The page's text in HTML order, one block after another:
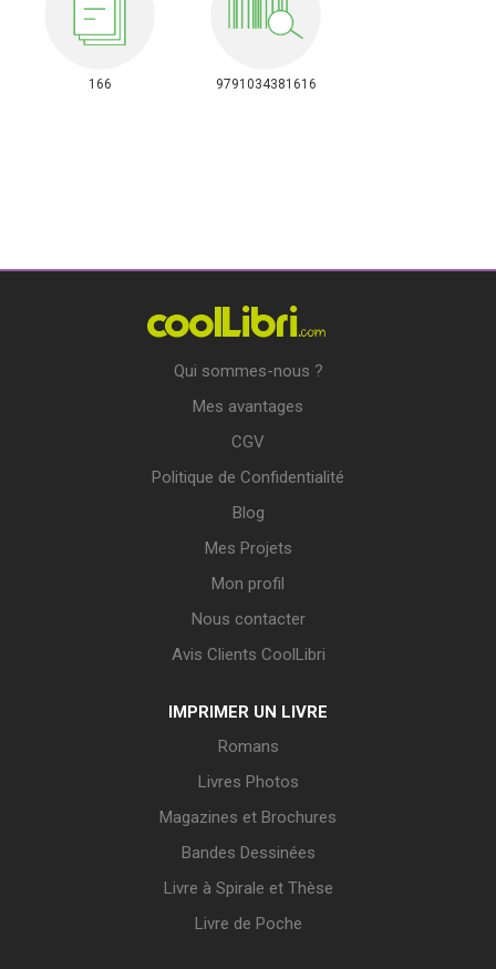
166 9791034381616
Qui sommes-nous ?
Mes avantages
CGV
Politique de Confidentialité
Blog
Mes Projets
Mon profil
Nous contacter
Avis Clients CoolLibri
IMPRIMER UN LIVRE
Romans
Livres Photos
Magazines et Brochures
Bandes Dessinées
Livre à Spirale et Thèse
Livre de Poche